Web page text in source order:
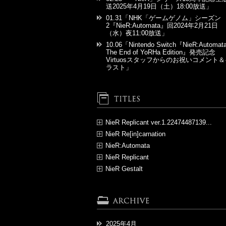
送2025年4月19日（土）18:00放送」
01.31 「NHK「ゲームゲノム」シーズン
2『NieR:Automata』回2024年2月21日
（水）夜11:00放送」
10.06 「Nintendo Switch『
The End of YoRHa Edition』発売記念
Virtuosスタッフからのお祝いコメント＆
ラスト」
NieR Replicant ver.1.22474487139...
04.19「『NieR』シリーズ15周年記念
BOXが発売決定」
02.23
「「NieR」シリーズ15周年記念
送2025年4月19日（土）18:00放送」
05.18「【お知らせ：訂正】『NieR
NieR Re[in]carnation
04.19「『NieR』シリーズ15周年記念
BOXが発売決定」
02.23
「「NieR」シリーズ15周年記念
送2025年4月19日（土）18:00放送」
NieR:Automata
04.19「『NieR』シリーズ15周年記念
BOXが発売決定」
2『NieR:Automata』回2024年2月21日
（水）夜11:00放送」
NieR Replicant
02.23「「NieR」シリーズ15周年記念
NieR Gestalt
02.02「『NieR』シリーズ二次創作ガ
2025年4月